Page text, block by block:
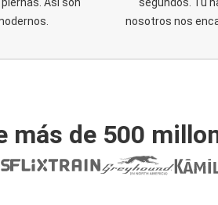
nosotros nos
más de 500